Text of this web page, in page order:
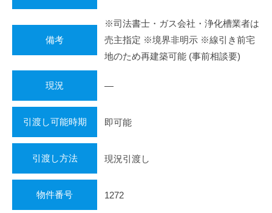
備考
※司法書士・ガス会社・浄化槽業者は
売主指定 ※境界非明示 ※線引き前宅
地のため再建築可能 (事前相談要)
現況 ―
引渡し可能時期 即可能
引渡し方法 現況引渡し
物件番号 1272